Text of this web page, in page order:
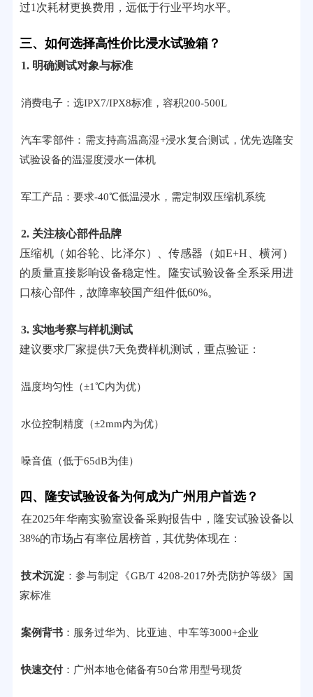
过1次耗材更换费用，远低于行业平均水平。
三、如何选择高性价比浸水试验箱？
1. 明确测试对象与标准
消费电子：选IPX7/IPX8标准，容积200-500L
汽车零部件：需支持高温高湿+浸水复合测试，优先选隆安
试验设备的温湿度浸水一体机
军工产品：要求-40℃低温浸水，需定制双压缩机系统
2. 关注核心部件品牌
压缩机（如谷轮、比泽尔）、传感器（如E+H、横河）
的质量直接影响设备稳定性。隆安试验设备全系采用进
口核心部件，故障率较国产组件低60%。
3. 实地考察与样机测试
建议要求厂家提供7天免费样机测试，重点验证：
温度均匀性（±1℃内为优）
水位控制精度（±2mm内为优）
噪音值（低于65dB为佳）
四、隆安试验设备为何成为广州用户首选？
在2025年华南实验室设备采购报告中，隆安试验设备以
38%的市场占有率位居榜首，其优势体现在：
技术沉淀 ：参与制定《GB/T 4208-2017外壳防护等级》国
家标准
案例背书：服务过华为、比亚迪、中车等3000+企业
快速交付：广州本地仓储备有50台常用型号现货